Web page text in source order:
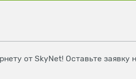
от SkyNet! Оставьте